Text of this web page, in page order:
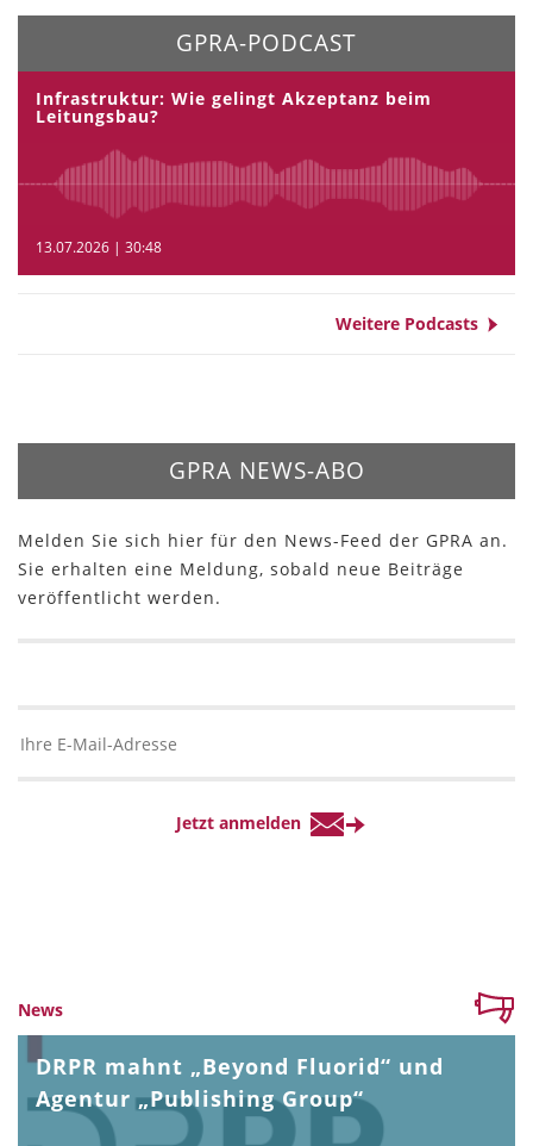
GPRA-PODCAST
Infrastruktur: Wie gelingt Akzeptanz beim
Leitungsbau?
13.07.2026 | 30:48
Weitere Podcasts
GPRA NEWS-ABO
Melden Sie sich hier für den News-Feed der GPRA an.
Sie erhalten eine Meldung, sobald neue Beiträge
veröffentlicht werden.
News
DRPR mahnt „Beyond Fluorid“ und
Agentur „Publishing Group“